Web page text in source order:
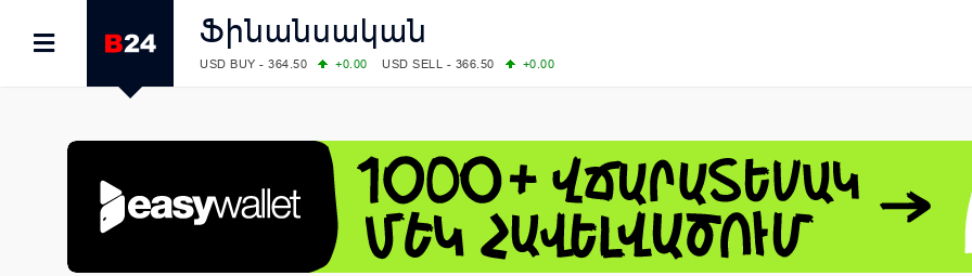
Ֆինանսական
USD BUY - 364.50 +0.00 USD SELL - 366.50
+0.00
COMEX: PLATINUM - 1759.60
LME: ALUMINIUM - 3184.00
-0.27 COPPER - 13791.00
-0.12
LME: NICKEL - 17249.00
+0.09 TIN - 55268.00
+2.50
LME: LEAD - 1877.50
-1.00 ZINC - 3643.00
+1.43
FOREX: USD/JPY - 157.76
-0.39 EUR/GBP - 1.1558
+0.32
FOREX: EUR/USD - 1.1558
+0.32 GBP/USD - 1.3488
+0.30